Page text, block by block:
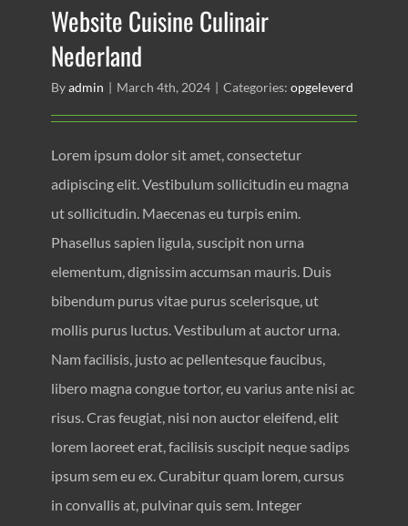
Website Cuisine Culinair
Nederland
Byadmin | March 4th, 2024 | Categories: opgeleverd
Lorem ipsum dolor sit amet, consectetur
adipiscing elit. Vestibulum sollicitudin eu magna
ut sollicitudin. Maecenas eu turpis enim.
Phasellus sapien ligula, suscipit non urna
elementum, dignissim accumsan mauris. Duis
bibendum purus vitae purus scelerisque, ut
mollis purus luctus. Vestibulum at auctor urna.
Nam facilisis, justo ac pellentesque faucibus,
libero magna congue tortor, eu varius ante nisi ac
risus. Cras feugiat, nisi non auctor eleifend, elit
lorem laoreet erat, facilisis suscipit neque sadips
ipsum sem eu ex. Curabitur quam lorem, cursus
in convallis at, pulvinar quis sem. Integer